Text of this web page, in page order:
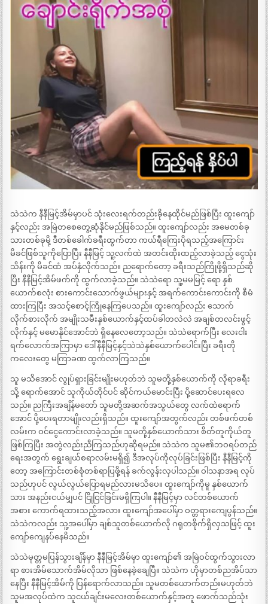
သဲသဲက နီနီမြင့်အိမ်မှာပင် သုံးလေးရက်တည်းခိုနေထိုင်မည်ဖြစ်ပြီး ထူးကျော်
နှင့်လည်း အမြဲတစေတွေ့ဆုံနိုင်မည်ဖြစ်သည်။ ထူးကျော်လည်း အမေတစ်ခု
သားတစ်ခုမို့ ဒီတစ်ခေါက်ခရီးထွက်တာ ကယ်ရီကြေးပိုရသည့်အကြောင်း
မိခင်ဖြစ်သူကိုပြောပြီး နီနီမြင့် သူ့လက်ထဲ အတင်းထိုးထည့်လာခဲ့သည့် ငွေသုံး
သိန်းကို မိခင်ထံ အပ်နှံလိုက်သည်။ ညရောက်တော့ ခရီးသည်ကြိုဖို့ရှိသည်ဆို
ပြီး နီနီမြင့်အိမ်ဖက်ကို ထွက်လာခဲ့သည်။ သဲသဲရော သူ့မမမြင့် ရော နှစ်
ယောက်စလုံး စားကောင်းသောက်ဖွယ်များနှင့် အရက်ကောင်းကောင်းကို စီမံ
ထားကြပြီး အသင့်စောင့်ကြိုနေကြပေသည်။ ထူးကျော်လည်း သောက်
လိုက်စားလိုက် အမျိုးသမီးနှစ်ယောက်နှင့်ထပ်ခါတလဲလဲ အချစ်တလင်းဖွင့်
လိုက်နှင့် မမောနိုင်အောင်ဘဲ ရှိနေလေတော့သည်။ သဲသဲရောက်ပြီး လေးငါး
ရက်လောက်အကြာမှာ ဒေါ်နီနီမြင့်နှင့်သဲသဲနှစ်ယောက်ပေါင်းပြီး ခရီးတို
ကလေးတွေ မကြာခဏ ထွက်လာကြသည်။
သူ မသိအောင် လွုပ်ရှားခြင်းမျိုးမဟုတ်ဘဲ သူမတို့နှစ်ယောက်ကို လိုရာခရီး
သို့ ရောက်အောင် သူကိုယ်တိုင်ပင် ဆိုင်ကယ်မောင်းပြီး ပို့ဆောင်ပေးရလေ
သည်။ ညကြီးအချိန်မတော် သူမတို့အဆက်အသွယ်တွေ လက်ထဲရောက်
အောင် ပို့ပေးရတာမျိုးလည်းရှိသည်။ ထူးကျော်အတွက်လည်း တစ်ဖက်တစ်
လမ်းက ဝင်ငွေကောင်းလာခဲ့သည်။ သူမတို့နှစ်ယောက်သား စိတ်တူကိုယ်တူ
ဖြစ်ကြပြီး အတွဲလည်းညီကြသည်ဟုဆိုရမည်။ သဲသဲက သူမ၏ဘဝရပ်တည်
ရေးအတွက် ရွေးချယ်စရာလမ်းမရှိ၍ ဒီအလုပ်ကိုလုပ်ခြင်းဖြစ်ပြီး နီနီမြင့်ကို
တော့ အကြောင်းတစ်စုံတစ်ရာပြဖို့ရန် ခက်လွန်းလှပါသည်။ ဝါသနာအရ လုပ်
သည်ဟုပင် လွယ်လွယ်ပြောရမည်လားမသိပေ။ ထူးကျော်ကိုမူ နှစ်ယောက်
သား အနည်းငယ်မျှပင် ငြိုငြင်ခြင်းမရှိကြပါ။ နီနီမြင့်မှာ လင်တစ်ယောက်
အစား ကောက်ရထားသည့်အလား ထူးကျော်အပေါ်မှာ ဝတ္တရားကျေပွန်သည်။
သဲသဲကလည်း သူ့အပေါ်မှာ ချစ်သူတစ်ယောက်လို ဂရုတစိုက်ရှိလှသဖြင့် ထူး
ကျော်ကျေနပ်နေမိသည်။
သဲသဲမုတ္တမပြန်သွားချိန်မှာ နီနီမြင့်အိမ်မှာ ထူးကျော်၏ အမြဲဝင်ထွက်သွားလာ
ရာ စားအိမ်သောက်အိမ်လိုသာ ဖြစ်နေခဲ့ချေပြီ။ သဲသဲက ဟိုမှာတစ်ညအိပ်သာ
နေပြီး နီနီမြင့်အိမ်ကို ပြန်ရောက်လာသည်။ သူမတစ်ယောက်တည်းမဟုတ်ဘဲ
သူမအလုပ်ထဲက သူငယ်ချင်းမလေးတစ်ယောက်နှင့်အတူ ဖောက်သည်သုံး